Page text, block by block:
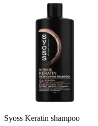
Syoss Keratin shampoo